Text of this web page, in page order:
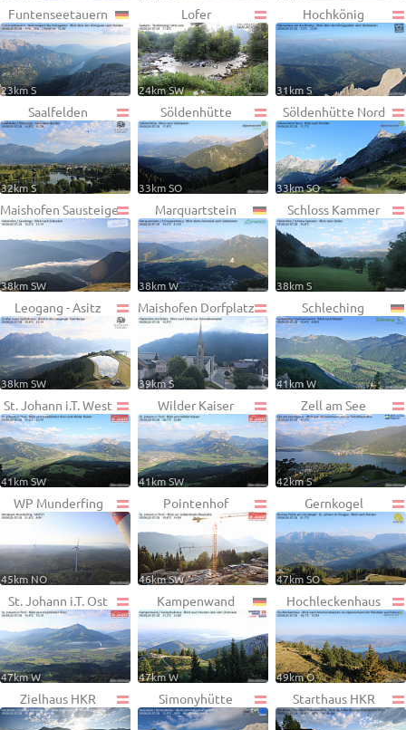
Funtenseetauern
23km S
Lofer
24km SW
Hochkönig
31km S
Saalfelden
32km S
Söldenhütte
33km SO
Söldenhütte Nord
33km SO
Maishofen Sausteige
38km SW
Marquartstein
38km W
Schloss Kammer
38km S
Leogang - Asitz
38km SW
Maishofen Dorfplatz
39km S
Schleching
41km W
St. Johann i.T. West
41km SW
Wilder Kaiser
41km SW
Zell am See
42km S
WP Munderfing
45km NO
Pointenhof
46km SW
Gernkogel
47km SO
St. Johann i.T. Ost
47km W
Kampenwand
47km W
Hochleckenhaus
49km O
Zielhaus HKR Simonyhütte Starthaus HKR